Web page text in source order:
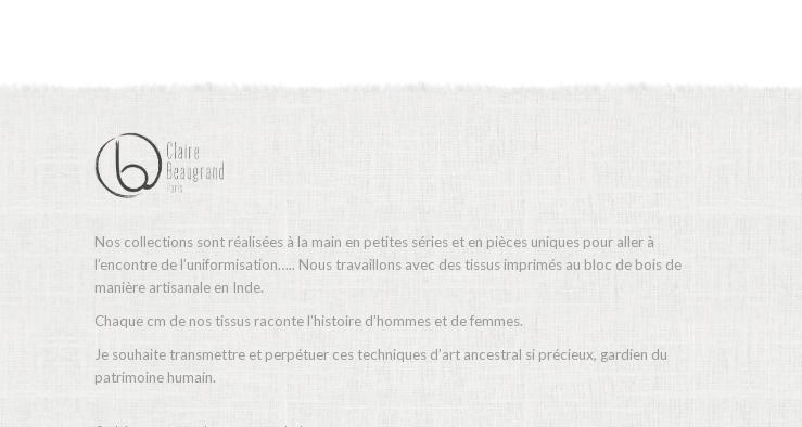
Nos collections sont réalisées à la main en petites séries et en pièces uniques pour aller à
l’encontre de l’uniformisation….. Nous travaillons avec des tissus imprimés au bloc de bois de
manière artisanale en Inde.
Chaque cm de nos tissus raconte l’histoire d’hommes et de femmes.
Je souhaite transmettre et perpétuer ces techniques d’art ancestral si précieux, gardien du
patrimoine humain.